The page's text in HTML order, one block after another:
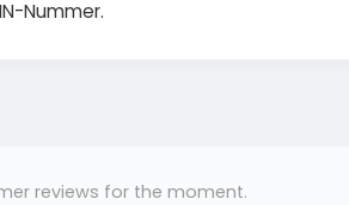
Nummer.
reviews for the moment.